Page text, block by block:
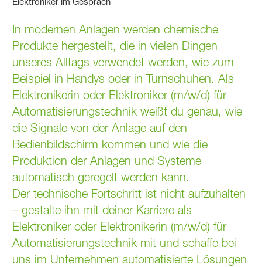
In modernen Anlagen werden chemische
Produkte hergestellt, die in vielen Dingen
unseres Alltags verwendet werden, wie zum
Beispiel in Handys oder in Turnschuhen. Als
Elektronikerin oder Elektroniker (m/w/d) für
Automatisierungstechnik weißt du genau, wie
die Signale von der Anlage auf den
Bedienbildschirm kommen und wie die
Produktion der Anlagen und Systeme
automatisch geregelt werden kann.
Der technische Fortschritt ist nicht aufzuhalten
– gestalte ihn mit deiner Karriere als
Elektroniker oder Elektronikerin (m/w/d) für
Automatisierungstechnik mit und schaffe bei
uns im Unternehmen automatisierte Lösungen